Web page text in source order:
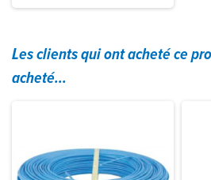
Les clients qui ont acheté ce
acheté...